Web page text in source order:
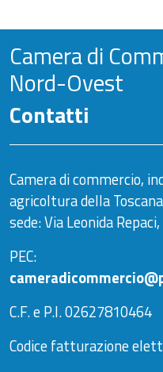
Camera di
Nord-Ovest
Contatti
Camera di commercio,
agricoltura della
sede: Via Leonida
PEC:
C.F. e P.I. 02627810464
Codice fatturazione